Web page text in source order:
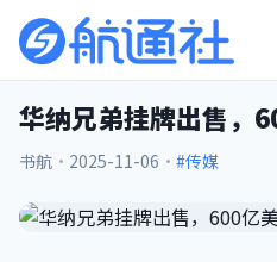
华纳兄弟挂牌出售，
书航 · 2025-11-06 · #传媒